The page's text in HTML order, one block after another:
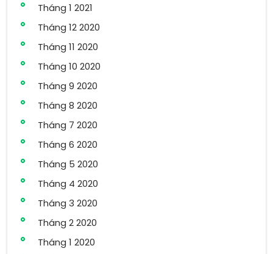
Tháng 1 2021
Tháng 12 2020
Tháng 11 2020
Tháng 10 2020
Tháng 9 2020
Tháng 8 2020
Tháng 7 2020
Tháng 6 2020
Tháng 5 2020
Tháng 4 2020
Tháng 3 2020
Tháng 2 2020
Tháng 1 2020